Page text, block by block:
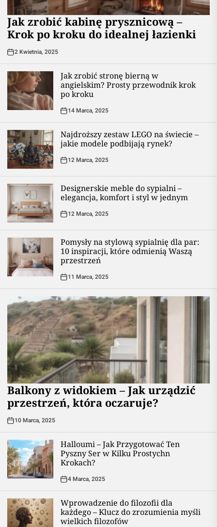
Jak zrobić kabinę prysznicową –
Krok po kroku do idealnej łazienki
2 Kwietnia, 2025
Jak zrobić stronę bierną w
angielskim? Prosty przewodnik krok
po kroku
14 Marca, 2025
Najdroższy zestaw LEGO na świecie –
jakie modele podbijają rynek?
12 Marca, 2025
Designerskie meble do sypialni –
elegancja, komfort i styl w jednym
12 Marca, 2025
Pomysły na stylową sypialnię dla par:
10 inspiracji, które odmienią Waszą
przestrzeń
11 Marca, 2025
Balkony z widokiem – Jak urządzić
przestrzeń, która oczaruje?
10 Marca, 2025
Halloumi – Jak Przygotować Ten
Pyszny Ser w Kilku Prostychn
Krokach?
4 Marca, 2025
Wprowadzenie do filozofii dla
każdego – Klucz do zrozumienia myśli
wielkich filozofów